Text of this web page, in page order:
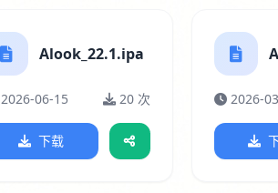
Alook_22.1.ipa
2026-06-15 20 次
下载
2026-